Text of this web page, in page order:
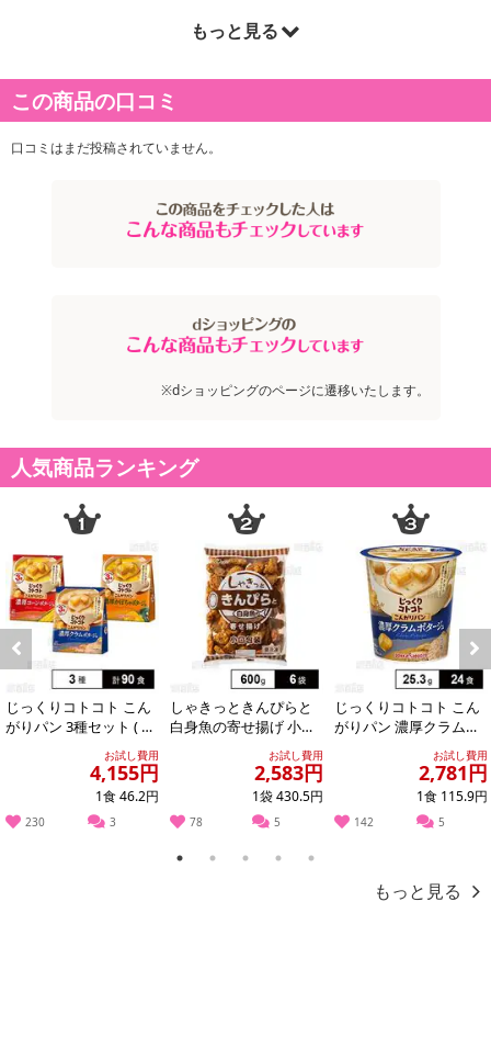
食物繊維 5.4g)、食塩相当量 0g
アレルギー表示: 小麦
お申込みの際は 「商品情報」に記載されている「注意事項」を
※お申込み後のキャンセルはお受けできません。
にご納得いただきましたうえでお申し込みください。
の掲載画像や画像内のバーコードなど、お届け商品と多少異なる場
合がございます。
了により、商品詳細内に記載の原産国・原材料の表記が旧表記の場
合がございます。
あらかじめご了承いただいた上でお申込みください。なお、本理由
によるお申込み後のキャンセル・返品交換は対応いたしかねます。
【お支払いについて】
※送料はお試し費用に含まれております。
※お支払い方法は、電話料金合算払い、クレジットカード、dポイン
トの利用となります。
【発送・お届け・商品について】
※お申込み頂きました商品の同梱、お届けの日時指定はいたしかね
もっと見る
この商品の口コミ
口コミはまだ投稿されていません。
※dショッピングのページに遷移いたします。
人気商品ランキング
Previous
じっくりコトコト こん
がりパン 3種セット ( 濃
厚コーンポタージュ /
お試し費用
4,155円
1食 46.2円
230 3
しゃきっときんぴらと
白身魚の寄せ揚げ 小口
お試し費用
2,583円
1袋 430.5円
78 5
じっくりコトコト こん
がりパン 濃厚クラムポ
タージュ カップ 25.3g
お試し費用
2,781円
1食 115.9円
142 5
Next
1 2 3 4 5
もっと見る